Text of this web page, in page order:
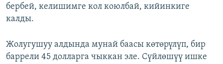
бербей, келишимге кол коюлбай, кийинкиге
калды.
Жолугушуу алдында мунай баасы көтөрүлүп, бир
баррели 45 долларга чыккан эле. Сүйлөшүү ишке